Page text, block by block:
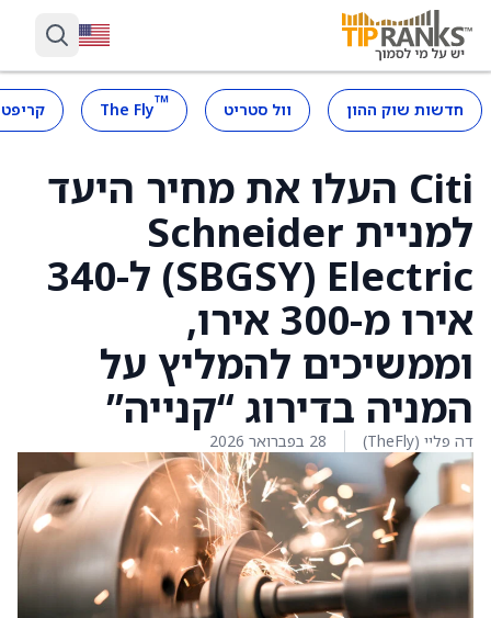
חדשות שוק ההון וול סטריט ™
The Fly
Citi העלו את מחיר היעד
למניית Schneider
Electric ‏(SBGSY) ל-340
אירו מ-300 אירו,
וממשיכים להמליץ על
המניה בדירוג “קנייה”
דה פליי (TheFly) 28 בפברואר 2026